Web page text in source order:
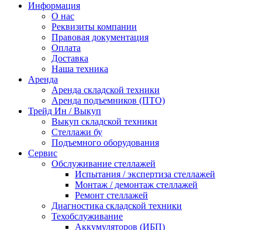
Информация
О нас
Реквизиты компании
Правовая документация
Оплата
Доставка
Наша техника
Аренда
Аренда складской техники
Аренда подъемников (ПТО)
Трейд Ин / Выкуп
Выкуп складской техники
Стеллажи бу
Подъемного оборудования
Сервис
Обслуживание стеллажей
Испытания / экспертиза стеллажей
Монтаж / демонтаж стеллажей
Ремонт стеллажей
Диагностика складской техники
Техобслуживание
Аккумуляторов (ИБП)